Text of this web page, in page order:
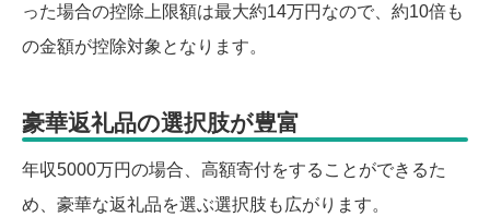
った場合の控除上限額は最大約14万円なので、約10倍も
の金額が控除対象となります。
豪華返礼品の選択肢が豊富
年収5000万円の場合、高額寄付をすることができるた
め、豪華な返礼品を選ぶ選択肢も広がります。